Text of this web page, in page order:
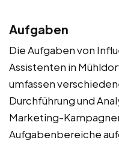
Aufgaben
Die Aufgaben von
Assistenten in
umfassen
Durchführung und
Marketing-
Aufgabenbereiche